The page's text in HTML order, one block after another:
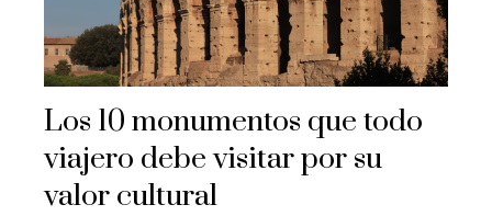
Los 10 monumentos que todo
viajero debe visitar por su
valor cultural